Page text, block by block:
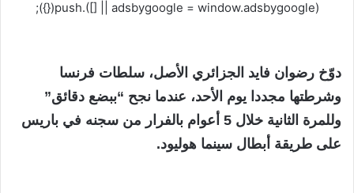
(adsbygoogle = window.adsbygoogle || []).push({});
دوّخ رضوان فايد الجزائري الأصل، سلطات فرنسا
وشرطتها مجددا يوم الأحد، عندما نجح “ببضع دقائق”
وللمرة الثانية خلال 5 أعوام بالفرار من سجنه في باريس
على طريقة أبطال سينما هوليود.